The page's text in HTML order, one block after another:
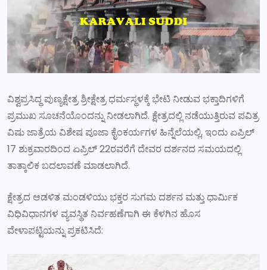
ವಿಶ್ವಪ್ರಸಿದ್ಧ ಪುಣ್ಯಕ್ಷೇತ್ರ ಶ್ರೀಕ್ಷೇತ್ರ ಧರ್ಮಸ್ಥಳಕ್ಕೆ ಭೇಟಿ ನೀಡುವ ಭಕ್ತಾದಿಗಳಿಗೆ
ಪ್ರಮುಖ ಸೂಚನೆಯೊಂದನ್ನು ನೀಡಲಾಗಿದೆ. ಕ್ಷೇತ್ರದಲ್ಲಿ ನಡೆಯುತ್ತಿರುವ ಪವಿತ್ರ
ವಿಷು ಜಾತ್ರೆಯ ವಿಶೇಷ ಪೂಜಾ ಕೈಂಕರ್ಯಗಳ ಹಿನ್ನೆಲೆಯಲ್ಲಿ, ಇಂದು ಏಪ್ರಿಲ್
17 ಶುಕ್ರವಾರದಿಂದ ಏಪ್ರಿಲ್ 22ರವರೆಗೆ ದೇವರ ದರ್ಶನದ ಸಮಯದಲ್ಲಿ
ತಾತ್ಕಾಲಿಕ ಬದಲಾವಣೆ ಮಾಡಲಾಗಿದೆ.
ಕ್ಷೇತ್ರದ ಆಡಳಿತ ಮಂಡಳಿಯು ಭಕ್ತರ ಸುಗಮ ದರ್ಶನ ಮತ್ತು ಧಾರ್ಮಿಕ
ವಿಧಿವಿಧಾನಗಳ ವ್ಯವಸ್ಥಿತ ನಿರ್ವಹಣೆಗಾಗಿ ಈ ಕೆಳಗಿನ ಹೊಸ
ವೇಳಾಪಟ್ಟಿಯನ್ನು ಪ್ರಕಟಿಸಿದೆ: